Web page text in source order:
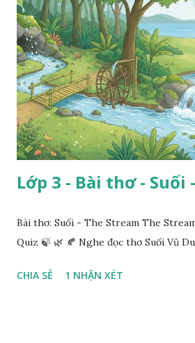
Lớp 3 - Bài thơ - Suối
Bài thơ: Suối - The Stream The
Quiz 🍃 🌿 🍂 Nghe đọc thơ Suối Vũ
CHIA SẺ 1 NHẬN XÉT